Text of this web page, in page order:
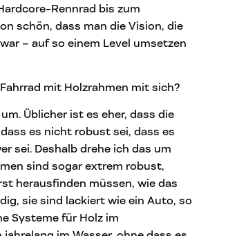
Rennrad bis zum
schön, dass man die Vision, die
– auf so einem Level umsetzen
mit Holzrahmen mit sich?
Üblicher ist es eher, dass die
es nicht robust sei, dass es
sei. Deshalb drehe ich das um
sind sogar extrem robust,
herausfinden müssen, wie das
sie sind lackiert wie ein Auto, so
Systeme für Holz im